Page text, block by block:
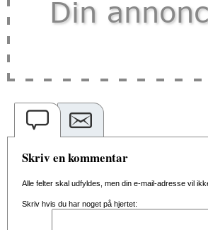
Skriv en kommentar
Alle felter skal udfyldes, men din e-mail-adresse vil
Skriv hvis du har noget på hjertet: